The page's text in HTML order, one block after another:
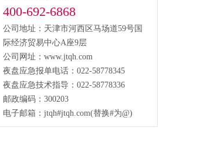
400-692-6868
公司地址：天津市河西区马场道59号国
际经济贸易中心A座9层
公司网址：www.jtqh.com
夜盘应急报单电话：022-58778345
夜盘应急技术指导：022-58778336
邮政编码：300203
电子邮箱：jtqh#jtqh.com(替换#为@)